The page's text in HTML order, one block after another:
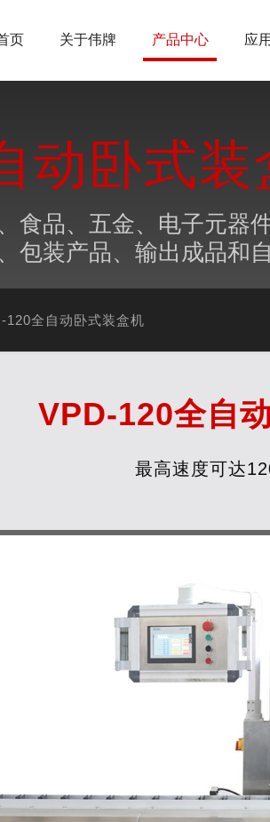
页 关于伟牌 产品中心 应
动卧式装
食品、五金、电子元器
包装产品、输出成品和
120全自动卧式装盒机
VPD-120全自
最高速度可达